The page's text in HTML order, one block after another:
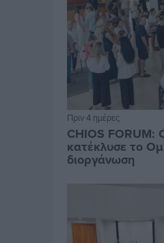
Πριν 4 ημέρες
CHIOS FORUM:
κατέκλυσε το
διοργάνωση